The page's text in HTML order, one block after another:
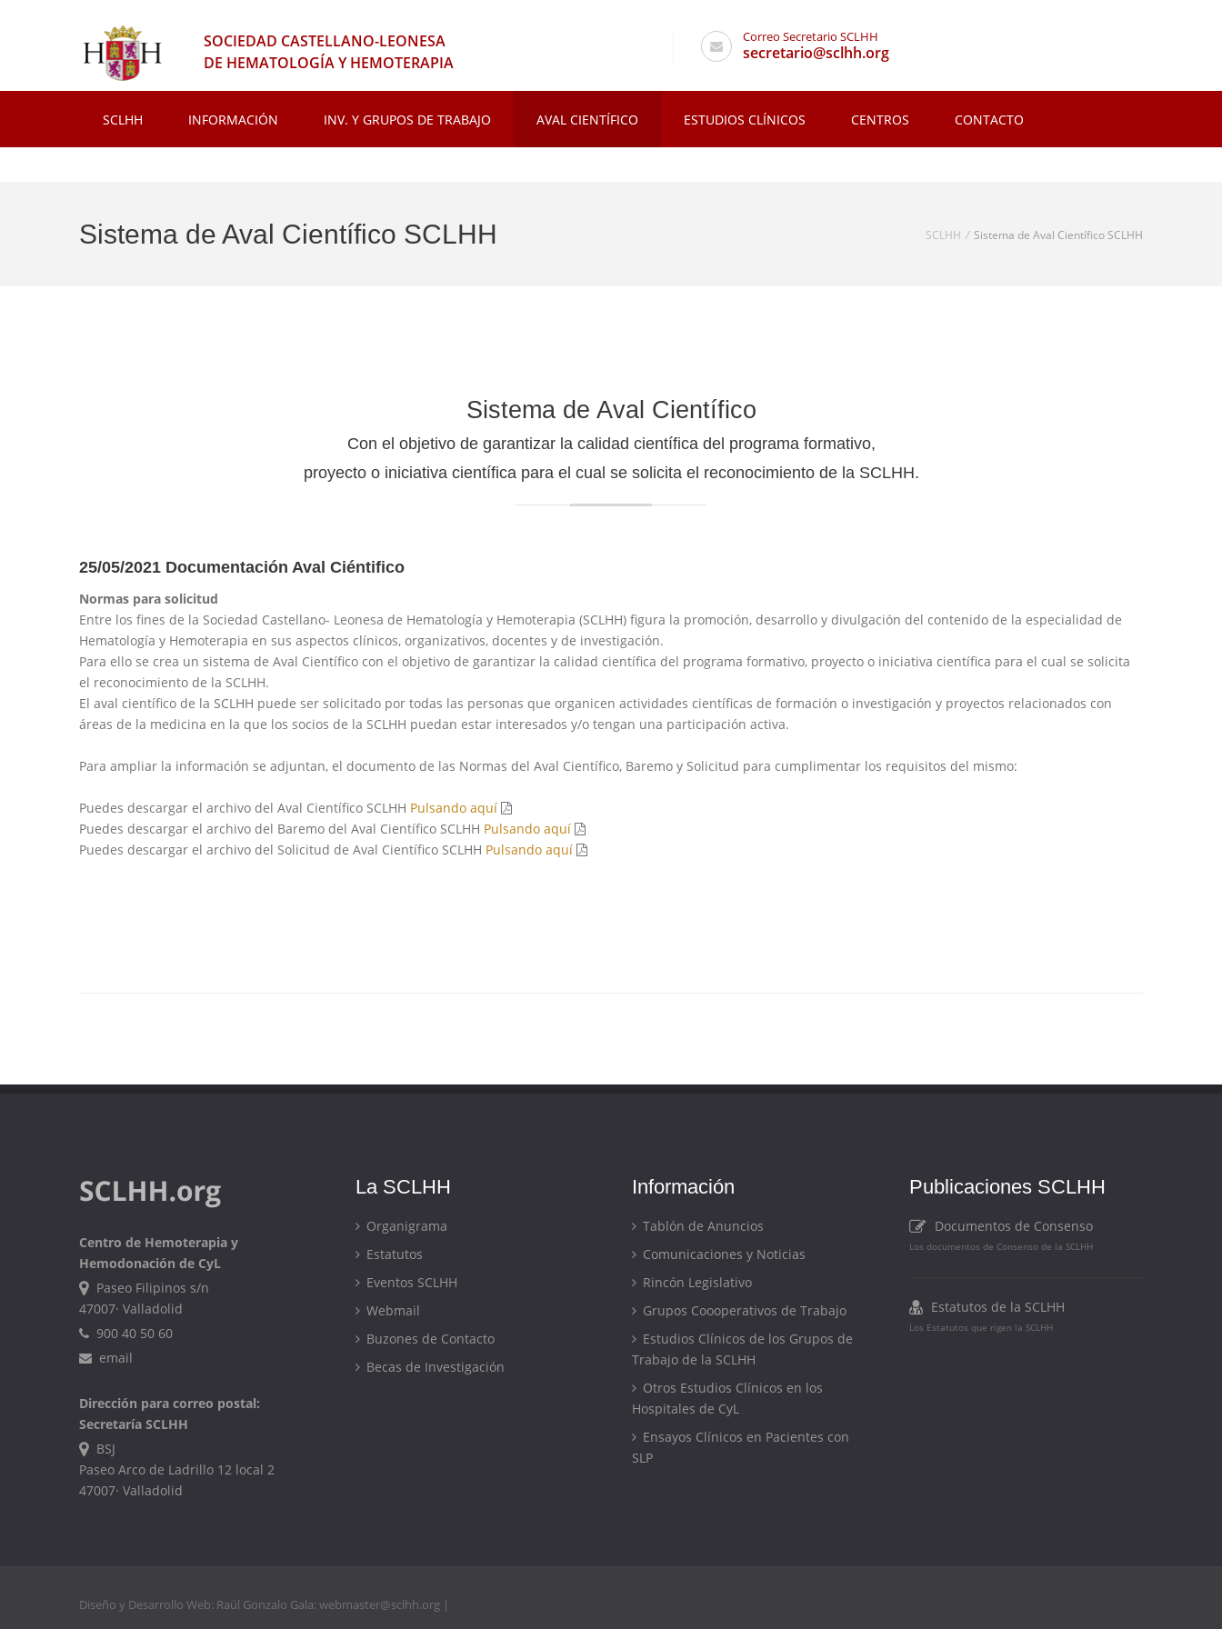
Correo Secretario SCLHH
secretario@sclhh.org
SOCIEDAD CASTELLANO-LEONESA
DE HEMATOLOGÍA Y HEMOTERAPIA
SCLHH INFORMACIÓN INV. Y GRUPOS DE TRABAJO AVAL CIENTÍFICO ESTUDIOS CLÍNICOS CENTROS CONTACTO
Sistema de Aval Científico SCLHH SCLHH / Sistema de Aval Científico SCLHH
Sistema de Aval Científico
Con el objetivo de garantizar la calidad científica del programa formativo,
proyecto o iniciativa científica para el cual se solicita el reconocimiento de la SCLHH.
25/05/2021 Documentación Aval Ciéntifico
Normas para solicitud
Entre los fines de la Sociedad Castellano- Leonesa de Hematología y Hemoterapia (SCLHH) figura la promoción, desarrollo y divulgación del contenido de la especialidad de
Hematología y Hemoterapia en sus aspectos clínicos, organizativos, docentes y de investigación.
Para ello se crea un sistema de Aval Científico con el objetivo de garantizar la calidad científica del programa formativo, proyecto o iniciativa científica para el cual se solicita
el reconocimiento de la SCLHH.
El aval científico de la SCLHH puede ser solicitado por todas las personas que organicen actividades científicas de formación o investigación y proyectos relacionados con
áreas de la medicina en la que los socios de la SCLHH puedan estar interesados y/o tengan una participación activa.
Para ampliar la información se adjuntan, el documento de las Normas del Aval Científico, Baremo y Solicitud para cumplimentar los requisitos del mismo:
Puedes descargar el archivo del Aval Científico SCLHH Pulsando aquí
Puedes descargar el archivo del Baremo del Aval Científico SCLHH Pulsando aquí
Puedes descargar el archivo del Solicitud de Aval Científico SCLHH Pulsando aquí
Centro de Hemoterapia y
Hemodonación de CyL
Paseo Filipinos s/n
47007· Valladolid
900 40 50 60
email
Dirección para correo postal:
Secretaría SCLHH
BSJ
Paseo Arco de Ladrillo 12 local 2
47007· Valladolid
La SCLHH
Organigrama
Estatutos
Eventos SCLHH
Webmail
Buzones de Contacto
Becas de Investigación
Información
Tablón de Anuncios
Comunicaciones y Noticias
Rincón Legislativo
Grupos Coooperativos de Trabajo
Estudios Clínicos de los Grupos de
Trabajo de la SCLHH
Otros Estudios Clínicos en los
Hospitales de CyL
Ensayos Clínicos en Pacientes con
SLP
Publicaciones SCLHH
Documentos de Consenso
Los documentos de Consenso de la SCLHH
Estatutos de la SCLHH
Los Estatutos que rigen la SCLHH
Diseño y Desarrollo Web: Raúl Gonzalo Gala: webmaster@sclhh.org |